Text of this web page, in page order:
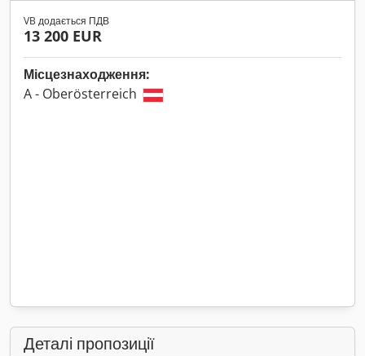
VB додається ПДВ
13 200 EUR
Місцезнаходження:
A - Oberösterreich
Деталі пропозиції